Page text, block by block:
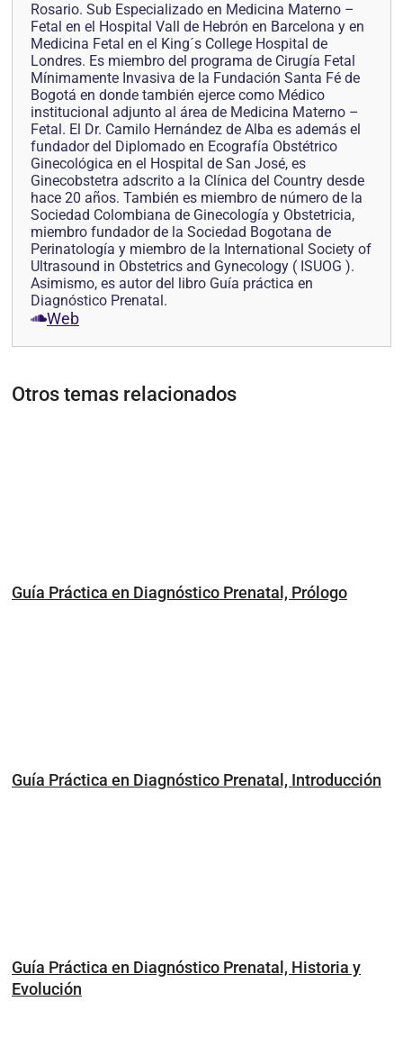
Rosario. Sub Especializado en Medicina Materno –
Fetal en el Hospital Vall de Hebrón en Barcelona y en
Medicina Fetal en el King´s College Hospital de
Londres. Es miembro del programa de Cirugía Fetal
Mínimamente Invasiva de la Fundación Santa Fé de
Bogotá en donde también ejerce como Médico
institucional adjunto al área de Medicina Materno –
Fetal. El Dr. Camilo Hernández de Alba es además el
fundador del Diplomado en Ecografía Obstétrico
Ginecológica en el Hospital de San José, es
Ginecobstetra adscrito a la Clínica del Country desde
hace 20 años. También es miembro de número de la
Sociedad Colombiana de Ginecología y Obstetricia,
miembro fundador de la Sociedad Bogotana de
Perinatología y miembro de la International Society of
Ultrasound in Obstetrics and Gynecology ( ISUOG ).
Asimismo, es autor del libro Guía práctica en
Diagnóstico Prenatal.
Web
Otros temas relacionados
Guía Práctica en Diagnóstico Prenatal, Prólogo
Guía Práctica en Diagnóstico Prenatal, Introducción
Guía Práctica en Diagnóstico Prenatal, Historia y
Evolución